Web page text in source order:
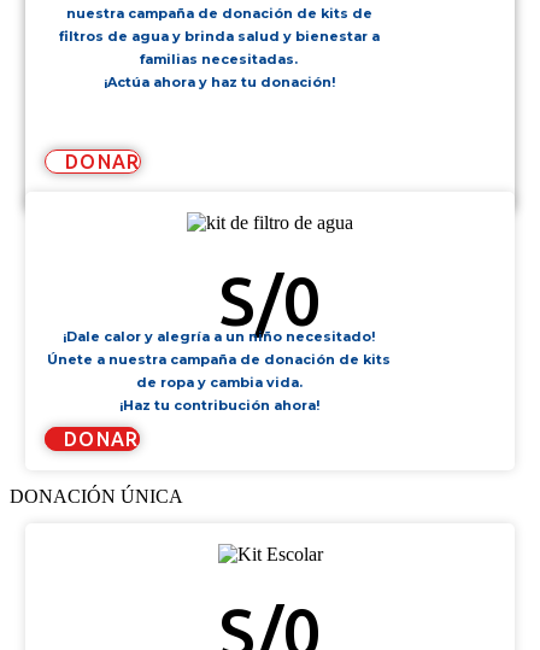
nuestra campaña de donación de kits de
filtros de agua y brinda salud y bienestar a
familias necesitadas.
¡Actúa ahora y haz tu donación!
DONAR
S/0
¡Dale calor y alegría a un niño necesitado!
Únete a nuestra campaña de donación de kits
de ropa y cambia vida.
¡Haz tu contribución ahora!
DONAR
DONACIÓN ÚNICA
S/0